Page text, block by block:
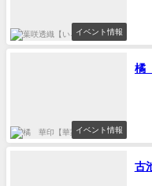
イベント情報
イベント情報
橘
古